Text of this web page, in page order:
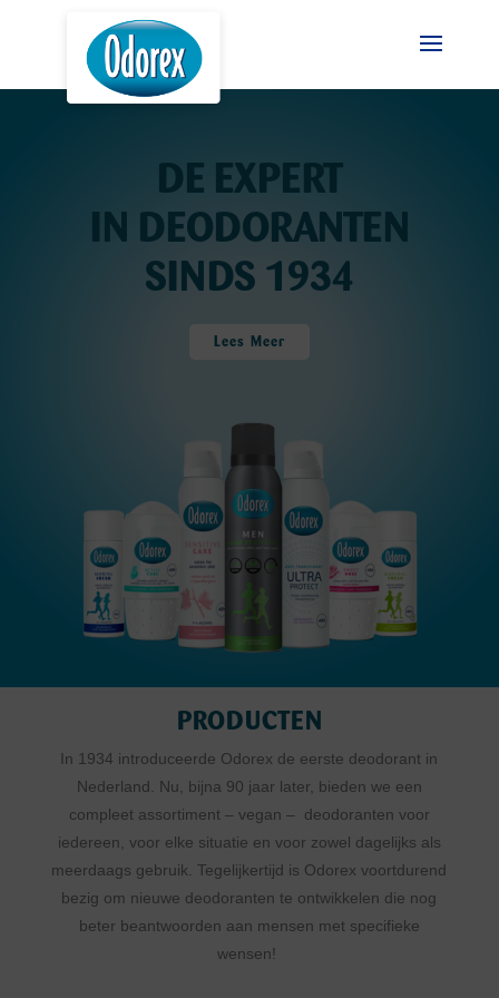
DE EXPERT
IN DEODORANTEN
SINDS 1934
Lees Meer
PRODUCTEN
In 1934 introduceerde Odorex de eerste deodorant in
Nederland. Nu, bijna 90 jaar later, bieden we een
compleet assortiment – vegan – deodoranten voor
iedereen, voor elke situatie en voor zowel dagelijks als
meerdaags gebruik. Tegelijkertijd is Odorex voortdurend
bezig om nieuwe deodoranten te ontwikkelen die nog
beter beantwoorden aan mensen met specifieke
wensen!